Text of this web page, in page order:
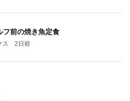
フ前の焼き魚定食
ス 2日前